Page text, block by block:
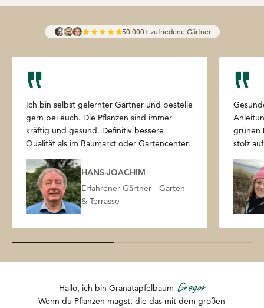
50.000+ zufriedene Gärtner
Ich bin selbst gelernter Gärtner und bestelle
gern bei euch. Die Pflanzen sind immer
kräftig und gesund. Definitiv bessere
Qualität als im Baumarkt oder Gartencenter.
HANS-JOACHIM
Erfahrener Gärtner - Garten
& Terrasse
grünen
stolz
Hallo, ich bin Granatapfelbaum Gregor
Wenn du Pflanzen magst, die das mit dem großen